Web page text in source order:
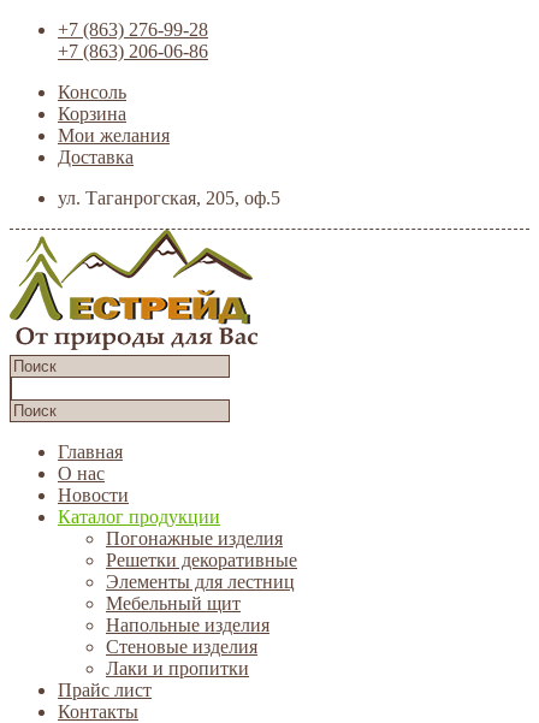
+7 (863) 276-99-28
+7 (863) 206-06-86
Консоль
Корзина
Мои желания
Доставка
ул. Таганрогская, 205, оф.5
Главная
О нас
Новости
Каталог продукции
Погонажные изделия
Решетки декоративные
Элементы для лестниц
Мебельный щит
Напольные изделия
Стеновые изделия
Лаки и пропитки
Прайс лист
Контакты